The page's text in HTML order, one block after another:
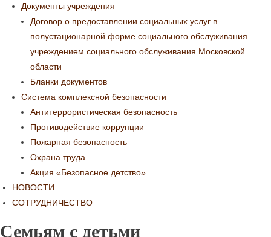
Документы учреждения
Договор о предоставлении социальных услуг в
полустационарной форме социального обслуживания
учреждением социального обслуживания Московской
области
Бланки документов
Система комплексной безопасности
Антитеррористическая безопасность
Противодействие коррупции
Пожарная безопасность
Охрана труда
Акция «Безопасное детство»
НОВОСТИ
СОТРУДНИЧЕСТВО
Семьям с детьми